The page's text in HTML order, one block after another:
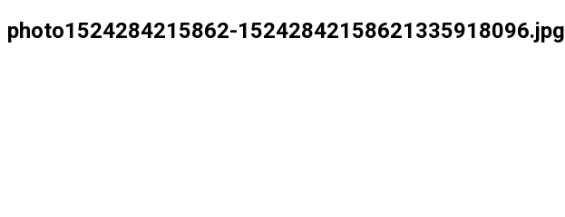
photo1524284215862-15242842158621335918096.jpg